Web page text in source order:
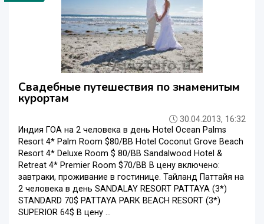
Свадебные путешествия по знаменитым
курортам
30.04.2013, 16:32
Индия ГОА на 2 человека в день Hotel Ocean Palms
Resort 4* Palm Room $80/BB Hotel Coconut Grove Beach
Resort 4* Deluxe Room $ 80/BB Sandalwood Hotel &
Retreat 4* Premier Room $70/BB В цену включено:
завтраки, проживание в гостинице. Тайланд Паттайя на
2 человека в день SANDALAY RESORT PATTAYA (3*)
STANDARD 70$ PATTAYA PARK BEACH RESORT (3*)
SUPERIOR 64$ В цену ...